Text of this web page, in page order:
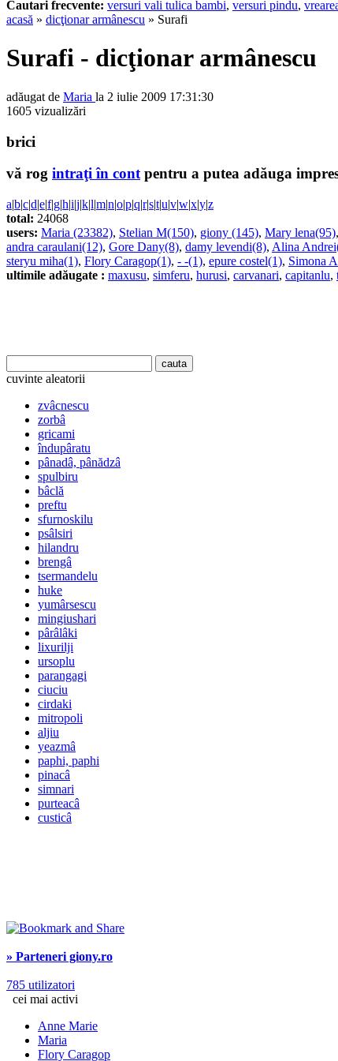
Cautari frecvente: versuri vali tulica bambi, versuri pindu,
acasă » dicţionar armânescu » Surafi
Surafi - dicţionar armânescu
adăugat de Maria la 2 iulie 2009 17:31:30
1605 vizualizări
brici
vă rog intraţi în contpentru a putea adăuga
a|b|c|d|e|f|g|h|i|j|k|l|m|n|o|p|q|r|s|t|u|v|w|x|y|z
total: 24068
users: Maria (23382), Stelian M(150), giony (145), Mary lena(95),
andra caraulani(12), Gore Dany(8), damy levendi(8), Alina
steryu miha(1), Flory Caragop(1), - -(1), epure costel(1), Simona
ultimile adăugate : maxusu, simferu, hurusi, carvanari, capitanlu,
cuvinte aleatorii
zvâcnescu
zorbâ
gricami
îndupâratu
pânadâ, pânădzâ
spulbiru
bâclă
preftu
sfurnoskilu
psâlsiri
hilandru
brengâ
tsermandelu
huke
yumârsescu
mingiushari
pârâlâki
lixurilji
ursoplu
parangagi
ciuciu
cirdaki
mitropoli
aljiu
yeazmâ
paphi, paphi
pinacâ
simnari
purteacâ
custicâ
» Parteneri giony.ro
785 utilizatori
cei mai activi
Anne Marie
Maria
Flory Caragop